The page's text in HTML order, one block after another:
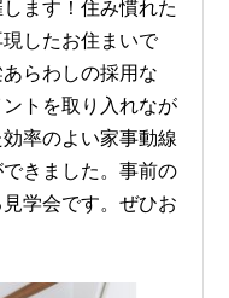
ます！住み慣れた
したお住まいで
らわしの採用な
トを取り入れなが
率のよい家事動線
きました。事前の
学会です。ぜひお